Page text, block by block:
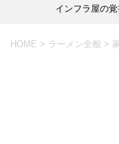
インフラ屋の
HOME > ラーメン全般 >